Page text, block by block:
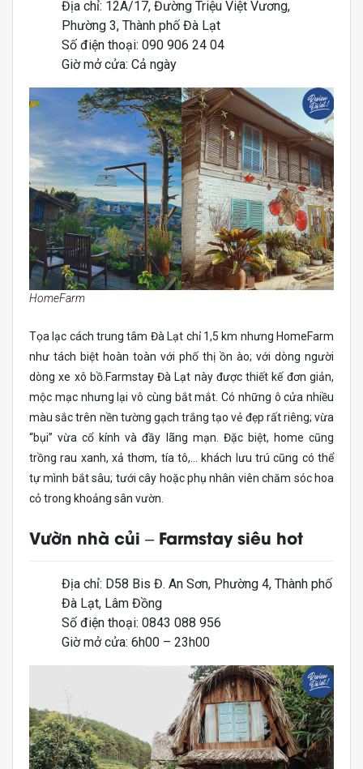
Địa chỉ: 12A/17, Đường Triệu Việt Vương,
Phường 3, Thành phố Đà Lạt
Số điện thoại: 090 906 24 04
Giờ mở cửa: Cả ngày
HomeFarm
Tọa lạc cách trung tâm Đà Lạt chỉ 1,5 km nhưng HomeFarm
như tách biệt hoàn toàn với phố thị ồn ào; với dòng người
dòng xe xô bồ.Farmstay Đà Lạt này được thiết kế đơn giản,
mộc mạc nhưng lại vô cùng bắt mắt. Có những ô cửa nhiều
màu sắc trên nền tường gạch trắng tạo vẻ đẹp rất riêng; vừa
“bụi” vừa cổ kính và đầy lãng mạn. Đặc biệt, home cũng
trồng rau xanh, xả thơm, tía tô,… khách lưu trú cũng có thể
tự mình bắt sâu; tưới cây hoặc phụ nhân viên chăm sóc hoa
cỏ trong khoảng sân vườn.
Vườn nhà củi – Farmstay siêu hot
Địa chỉ: D58 Bis Đ. An Sơn, Phường 4, Thành phố
Đà Lạt, Lâm Đồng
Số điện thoại: 0843 088 956
Giờ mở cửa: 6h00 – 23h00